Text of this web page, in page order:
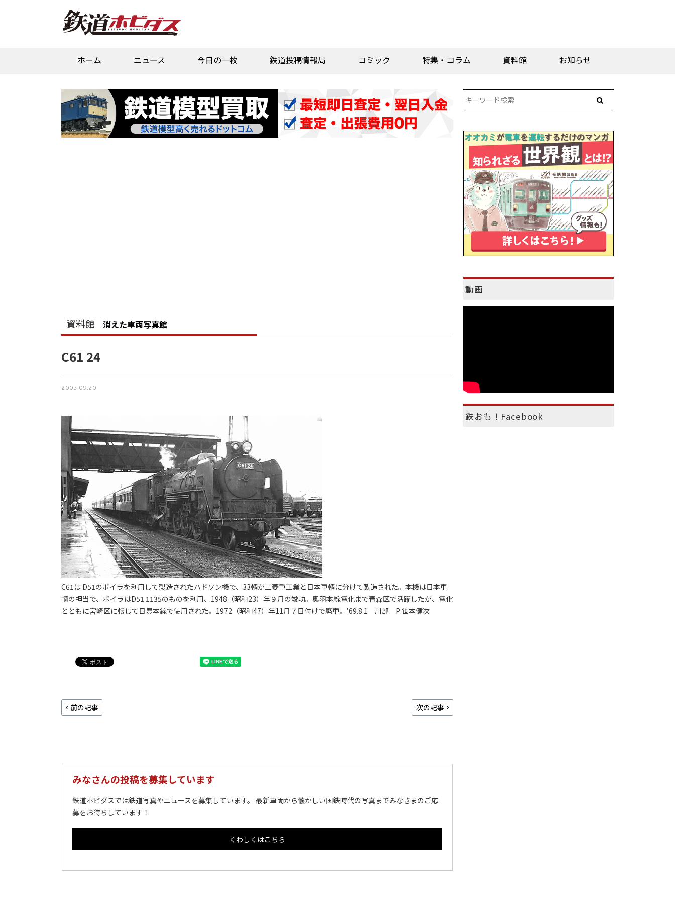
ホーム ニュース 今日の一枚 鉄道投稿情報局 コミック 特集・コラム 資料館 お知らせ
資料館 消えた車両写真館
C61 24
2005.09.20
C61は D51のボイラを利用して製造されたハドソン機で、33輌が三菱重工業と日本車輌に分けて製造された。本機は日本車
輌の担当で、ボイラはD51 1135のものを利用、1948（昭和23）年９月の竣功。奥羽本線電化まで青森区で活躍したが、電化
とともに宮崎区に転じて日豊本線で使用された。1972（昭和47）年11月７日付けで廃車。’69.8.1 川部 P:笹本健次
前の記事 次の記事
みなさんの投稿を募集しています
鉄道ホビダスでは鉄道写真やニュースを募集しています。 最新車両から懐かしい国鉄時代の写真までみなさまのご応
募をお待ちしています！
くわしくはこちら
動画
鉄おも！Facebook